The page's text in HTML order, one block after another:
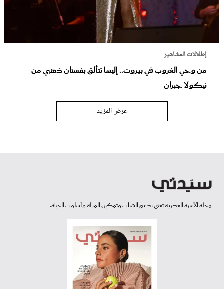
إطلالات المشاهير
من وحي الغروب في بيروت.. إليسا تتألق بفستان ذهبي من
نيكولا جبران
عرض المزيد
مجلة الأسرة العصرية تعنى بدعم الشباب وتمكين المرأة وأسلوب الحياة.